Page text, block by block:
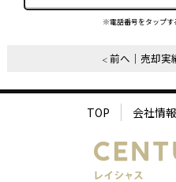
※電話番号をタップす
前へ 売却実
TOP 会社情報